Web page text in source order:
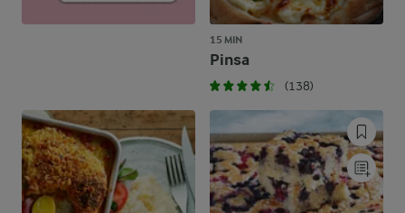
15 MIN
Pinsa
(138)